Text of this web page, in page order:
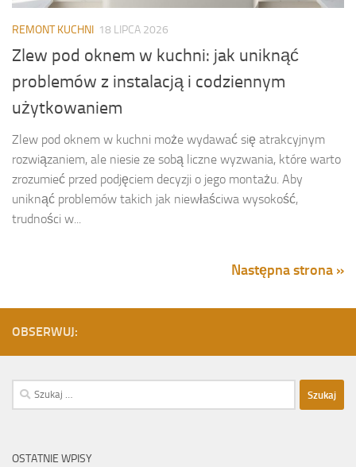
REMONT KUCHNI 18 LIPCA 2026
Zlew pod oknem w kuchni: jak uniknąć
problemów z instalacją i codziennym
użytkowaniem
Zlew pod oknem w kuchni może wydawać się atrakcyjnym
rozwiązaniem, ale niesie ze sobą liczne wyzwania, które warto
zrozumieć przed podjęciem decyzji o jego montażu. Aby
uniknąć problemów takich jak niewłaściwa wysokość,
trudności w...
Następna strona »
OBSERWUJ:
Szukaj:
OSTATNIE WPISY